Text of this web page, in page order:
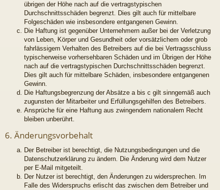
übrigen der Höhe nach auf die vertragstypischen
Durchschnittsschäden begrenzt. Dies gilt auch für mittelbare
Folgeschäden wie insbesondere entgangenen Gewinn.
Die Haftung ist gegenüber Unternehmern außer bei der Verletzung
von Leben, Körper und Gesundheit oder vorsätzlichem oder grob
fahrlässigem Verhalten des Betreibers auf die bei Vertragsschluss
typischerweise vorhersehbaren Schäden und im Übrigen der Höhe
nach auf die vertragstypischen Durchschnittsschäden begrenzt.
Dies gilt auch für mittelbare Schäden, insbesondere entgangenen
Gewinn.
Die Haftungsbegrenzung der Absätze a bis c gilt sinngemäß auch
zugunsten der Mitarbeiter und Erfüllungsgehilfen des Betreibers.
Ansprüche für eine Haftung aus zwingendem nationalem Recht
bleiben unberührt.
6. Änderungsvorbehalt
Der Betreiber ist berechtigt, die Nutzungsbedingungen und die
Datenschutzerklärung zu ändern. Die Änderung wird dem Nutzer
per E-Mail mitgeteilt.
Der Nutzer ist berechtigt, den Änderungen zu widersprechen. Im
Falle des Widerspruchs erlischt das zwischen dem Betreiber und